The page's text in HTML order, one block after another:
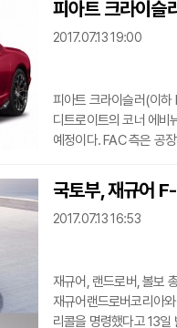
디자인과 값싼 이미지
소형SUV 시장에 관심을
피아트 크라이슬
2017.07.13 19:00
피아트 크라이슬러(이하
디트로이트의 코너 에
예정이다. FAC 측은 공
디트로이트에 전념하고
밝혔으나 자세한 계획에 대해서는 공개
소식은 그리 놀라운 일
국토부, 재규어
2017.07.13 16:53
재규어, 랜드로버, 볼보
재규어랜드로버코리아
리콜을 명령했다고 13